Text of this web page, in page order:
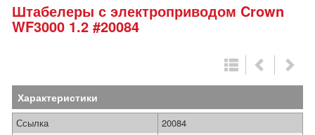
Штабелеры с электроприводом Crown
WF3000 1.2 #20084
Характеристики
Ссылка
20084